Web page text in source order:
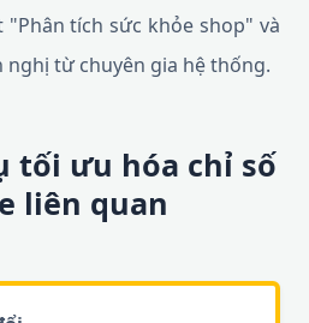
"Phân tích sức khỏe shop" và
nghị từ chuyên gia hệ thống.
tối ưu hóa chỉ số
liên quan